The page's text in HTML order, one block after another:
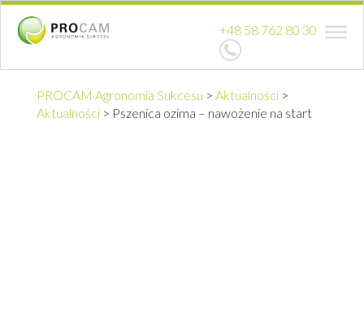
+48 58 762 80 30
PROCAM Agronomia Sukcesu > Aktualności >
Aktualności > Pszenica ozima – nawożenie na start